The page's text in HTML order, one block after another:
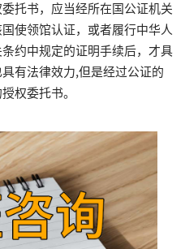
托书，应当经所在国公证机关
使领馆认证，或者履行中华人
约中规定的证明手续后，才具
有法律效力,但是经过公证的
权委托书。